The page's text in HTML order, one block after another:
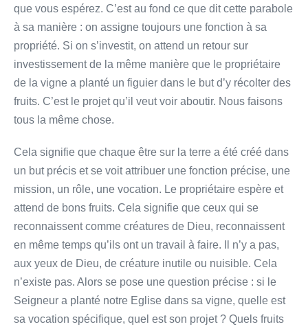
que vous espérez. C’est au fond ce que dit cette parabole
à sa manière : on assigne toujours une fonction à sa
propriété. Si on s’investit, on attend un retour sur
investissement de la même manière que le propriétaire
de la vigne a planté un figuier dans le but d’y récolter des
fruits. C’est le projet qu’il veut voir aboutir. Nous faisons
tous la même chose.
Cela signifie que chaque être sur la terre a été créé dans
un but précis et se voit attribuer une fonction précise, une
mission, un rôle, une vocation. Le propriétaire espère et
attend de bons fruits. Cela signifie que ceux qui se
reconnaissent comme créatures de Dieu, reconnaissent
en même temps qu’ils ont un travail à faire. Il n’y a pas,
aux yeux de Dieu, de créature inutile ou nuisible. Cela
n’existe pas. Alors se pose une question précise : si le
Seigneur a planté notre Eglise dans sa vigne, quelle est
sa vocation spécifique, quel est son projet ? Quels fruits